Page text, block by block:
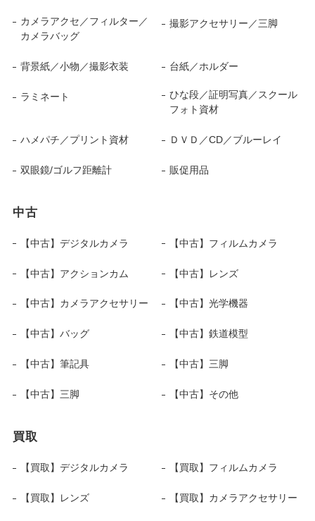
カメラアクセ／フィルター／
カメラバッグ
撮影アクセサリー／三脚
背景紙／小物／撮影衣装 台紙／ホルダー
ラミネート
ひな段／証明写真／スクール
フォト資材
ハメパチ／プリント資材 ＤＶＤ／CD／ブルーレイ
双眼鏡/ゴルフ距離計 販促用品
中古
【中古】デジタルカメラ 【中古】フィルムカメラ
【中古】アクションカム 【中古】レンズ
【中古】カメラアクセサリー 【中古】光学機器
【中古】バッグ 【中古】鉄道模型
【中古】筆記具 【中古】三脚
【中古】三脚 【中古】その他
買取
【買取】デジタルカメラ 【買取】フィルムカメラ
【買取】レンズ 【買取】カメラアクセサリー